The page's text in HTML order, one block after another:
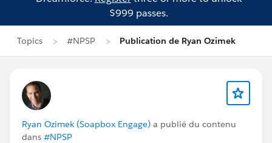
$999 passes.
Topics #NPSP Publication de Ryan Ozimek
Ryan Ozimek (Soapbox Engage) a publié du contenu
dans #NPSP